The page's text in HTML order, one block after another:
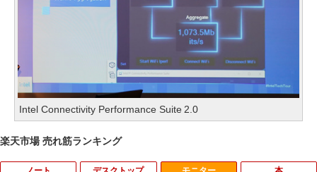
Intel Connectivity Performance Suite 2.0
楽天市場 売れ筋ランキング